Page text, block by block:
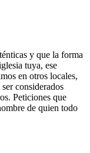
y que la forma
tuya, ese
en otros locales,
considerados
Peticiones que
de quien todo